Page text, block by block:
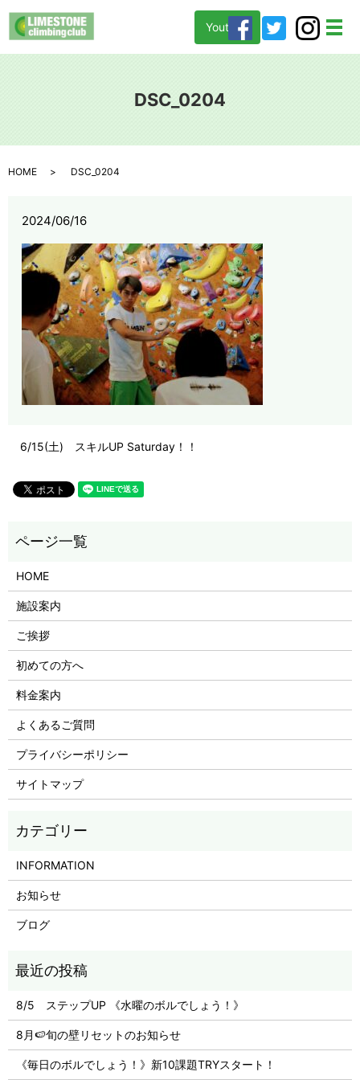
メ
Youtube
DSC_0204
HOME DSC_0204
2024/06/16
6/15(土) スキルUP Saturday！！
HOME
施設案内
ご挨拶
初めての方へ
料金案内
よくあるご質問
プライバシーポリシー
サイトマップ
INFORMATION
お知らせ
ブログ
8/5 ステップUP 《水曜のボルでしょう！》
8月🍉旬の壁リセットのお知らせ
《毎日のボルでしょう！》新10課題TRYスタート！